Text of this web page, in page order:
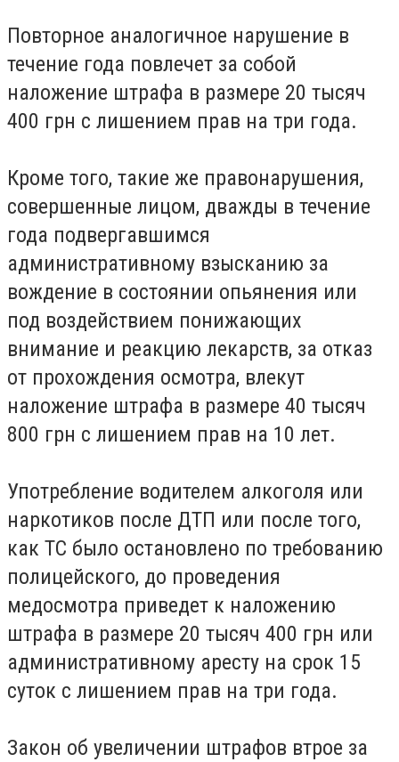
Повторное аналогичное нарушение в
течение года повлечет за собой
наложение штрафа в размере 20 тысяч
400 грн с лишением прав на три года.
Кроме того, такие же правонарушения,
совершенные лицом, дважды в течение
года подвергавшимся
административному взысканию за
вождение в состоянии опьянения или
под воздействием понижающих
внимание и реакцию лекарств, за отказ
от прохождения осмотра, влекут
наложение штрафа в размере 40 тысяч
800 грн с лишением прав на 10 лет.
Употребление водителем алкоголя или
наркотиков после ДТП или после того,
как ТС было остановлено по требованию
полицейского, до проведения
медосмотра приведет к наложению
штрафа в размере 20 тысяч 400 грн или
административному аресту на срок 15
суток с лишением прав на три года.
Закон об увеличении штрафов втрое за